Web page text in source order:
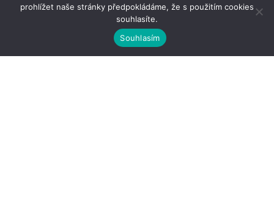
prohlížet naše stránky předpokládáme, že s použitím cookies
souhlasíte.
Souhlasím